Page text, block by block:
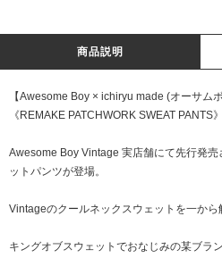
商品説明
【Awesome Boy × ichiryu made (オーサム
《REMAKE PATCHWORK SWEAT PANTS
Awesome Boy Vintage 実店舗にて先行発
ットパンツが登場。
Vintageのクールネックスウェットを一から
キングオブスウェットでおなじみの某ブラ